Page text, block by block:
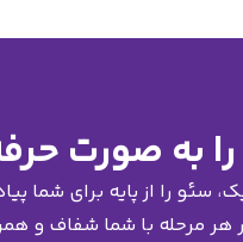
به صورت
سئو را از پایه برای شما
هر مرحله با شما شفاف و